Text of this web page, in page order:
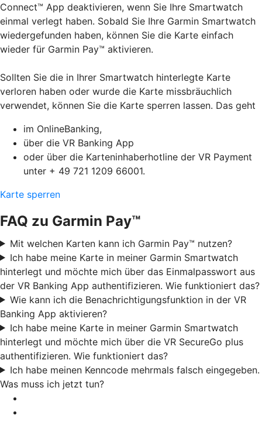
Connect™ App deaktivieren, wenn Sie Ihre Smartwatch
einmal verlegt haben. Sobald Sie Ihre Garmin Smartwatch
wiedergefunden haben, können Sie die Karte einfach
wieder für Garmin Pay™ aktivieren.
Sollten Sie die in Ihrer Smartwatch hinterlegte Karte
verloren haben oder wurde die Karte missbräuchlich
verwendet, können Sie die Karte sperren lassen. Das geht
im OnlineBanking,
über die VR Banking App
oder über die Karteninhaberhotline der VR Payment
unter + 49 721 1209 66001.
Karte sperren
FAQ zu Garmin Pay™
Mit welchen Karten kann ich Garmin Pay™ nutzen?
Ich habe meine Karte in meiner Garmin Smartwatch
hinterlegt und möchte mich über das Einmalpasswort aus
der VR Banking App authentifizieren. Wie funktioniert das?
Wie kann ich die Benachrichtigungsfunktion in der VR
Banking App aktivieren?
Ich habe meine Karte in meiner Garmin Smartwatch
hinterlegt und möchte mich über die VR SecureGo plus
authentifizieren. Wie funktioniert das?
Ich habe meinen Kenncode mehrmals falsch eingegeben.
Was muss ich jetzt tun?